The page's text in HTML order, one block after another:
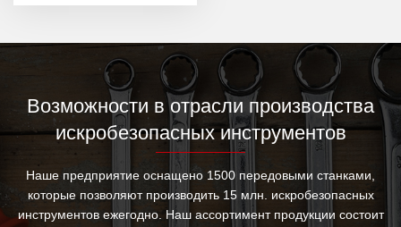
Возможности в отрасли производства
искробезопасных инструментов
Наше предприятие оснащено 1500 передовыми станками,
которые позволяют производить 15 млн. искробезопасных
инструментов ежегодно. Наш ассортимент продукции состоит